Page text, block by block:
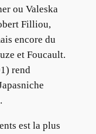
ou Valeska
Filliou,
encore du
et Foucault.
rend
est la plus